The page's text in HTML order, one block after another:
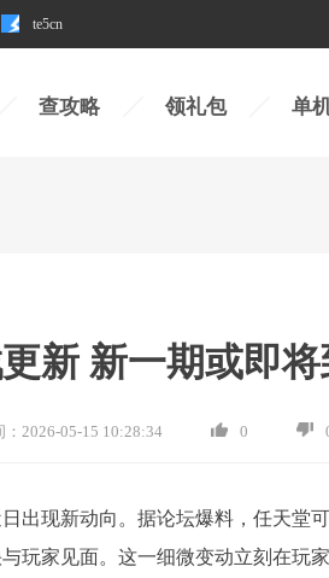
te5cn
查攻略 领礼包 单
新 新一期或即
2026-05-15 10:28:34 0
出现新动向。据论坛爆料，任天堂
玩家见面。这一细微变动立刻在